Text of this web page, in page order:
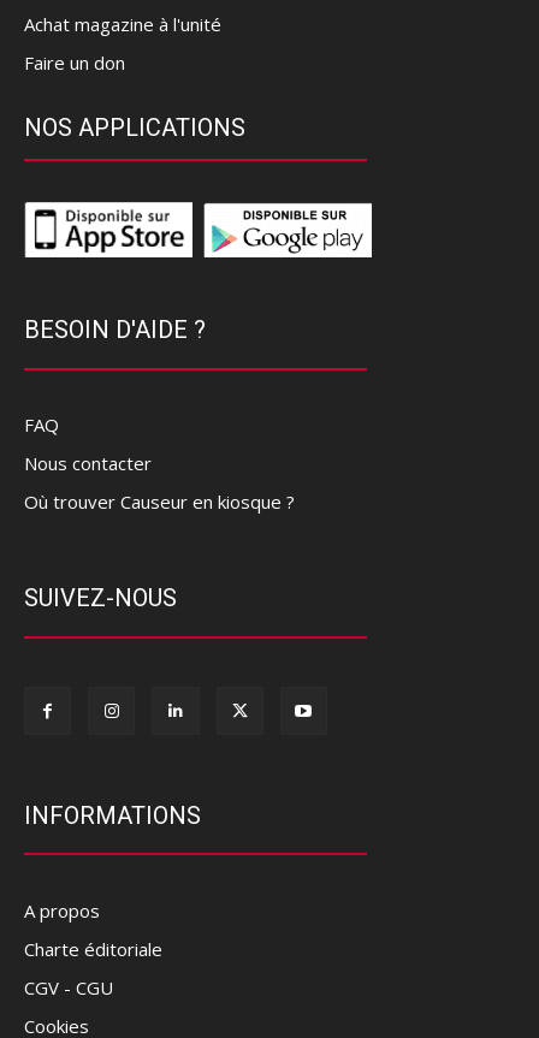
Achat magazine à l'unité
Faire un don
NOS APPLICATIONS
BESOIN D'AIDE ?
FAQ
Nous contacter
Où trouver Causeur en kiosque ?
SUIVEZ-NOUS
INFORMATIONS
A propos
Charte éditoriale
CGV - CGU
Cookies